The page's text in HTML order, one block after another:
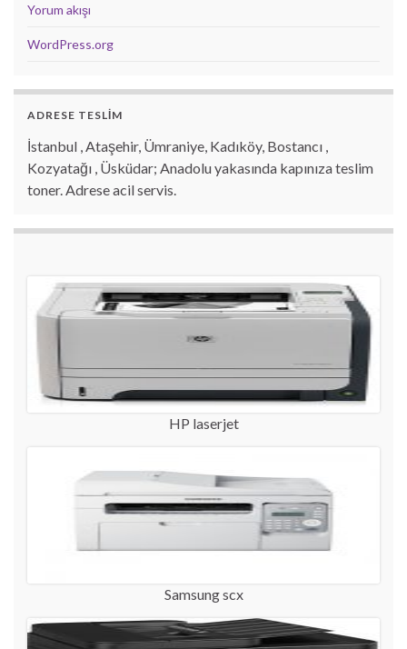
Yorum akışı
WordPress.org
ADRESE TESLİM
İstanbul , Ataşehir, Ümraniye, Kadıköy, Bostancı ,
Kozyatağı , Üsküdar; Anadolu yakasında kapınıza teslim
toner. Adrese acil servis.
HP laserjet
Samsung scx